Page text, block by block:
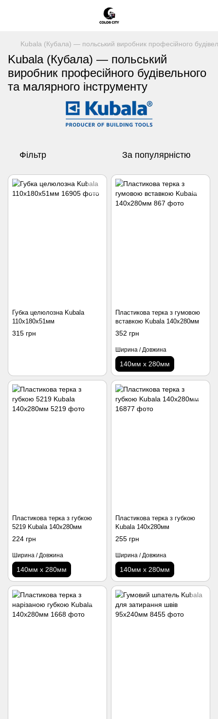
Kubala (Кубала) — польський виробник професійного
Kubala (Кубала) — польський
виробник професійного будівельного
та малярного інструменту
Фільтр За популярністю
Губка целюлозна Kubala
110х180х51мм
315 грн
Пластикова терка з гумовою
вставкою Kubala 140х280мм
352 грн
Ширина / Довжина
140мм х 280мм
Пластикова терка з губкою
5219 Kubala 140х280мм
224 грн
Ширина / Довжина
140мм х 280мм
Пластикова терка з губкою
Kubala 140х280мм
255 грн
Ширина / Довжина
140мм х 280мм